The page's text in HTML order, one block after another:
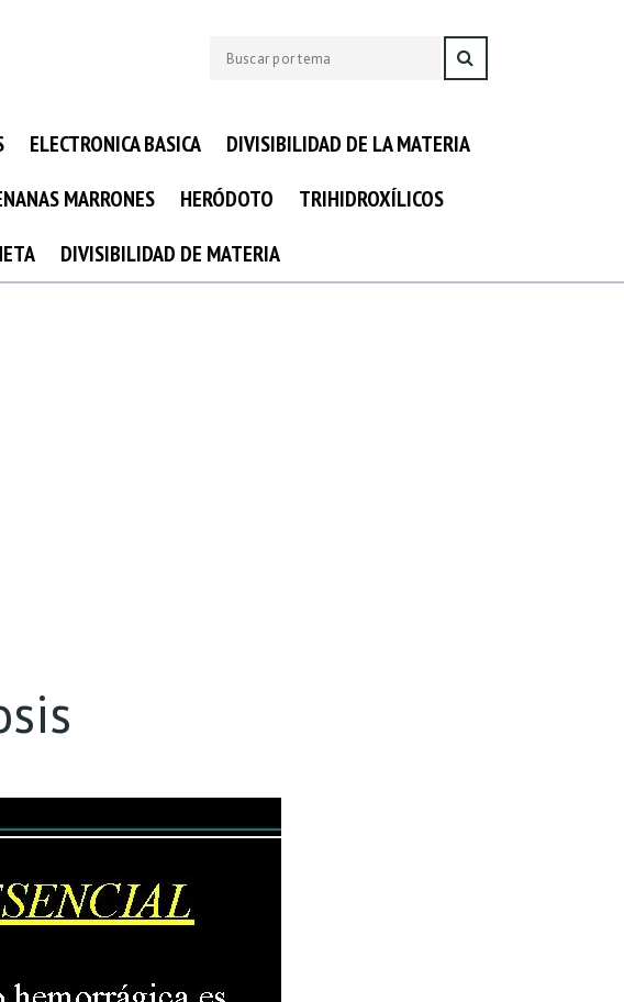
ELECTRONICA BASICA
DIVISIBILIDAD DE LA MATERIA
MARRONES HERÓDOTO
TRIHIDROXÍLICOS
DIVISIBILIDAD DE MATERIA